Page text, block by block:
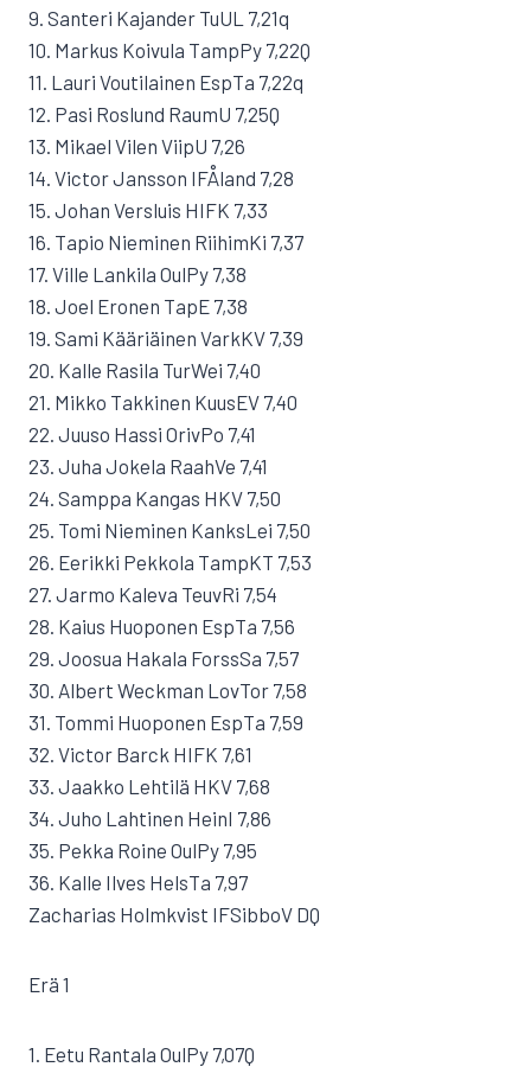
9. Santeri Kajander TuUL 7,21q
10. Markus Koivula TampPy 7,22Q
11. Lauri Voutilainen EspTa 7,22q
12. Pasi Roslund RaumU 7,25Q
13. Mikael Vilen ViipU 7,26
14. Victor Jansson IFÅland 7,28
15. Johan Versluis HIFK 7,33
16. Tapio Nieminen RiihimKi 7,37
17. Ville Lankila OulPy 7,38
18. Joel Eronen TapE 7,38
19. Sami Kääriäinen VarkKV 7,39
20. Kalle Rasila TurWei 7,40
21. Mikko Takkinen KuusEV 7,40
22. Juuso Hassi OrivPo 7,41
23. Juha Jokela RaahVe 7,41
24. Samppa Kangas HKV 7,50
25. Tomi Nieminen KanksLei 7,50
26. Eerikki Pekkola TampKT 7,53
27. Jarmo Kaleva TeuvRi 7,54
28. Kaius Huoponen EspTa 7,56
29. Joosua Hakala ForssSa 7,57
30. Albert Weckman LovTor 7,58
31. Tommi Huoponen EspTa 7,59
32. Victor Barck HIFK 7,61
33. Jaakko Lehtilä HKV 7,68
34. Juho Lahtinen HeinI 7,86
35. Pekka Roine OulPy 7,95
36. Kalle Ilves HelsTa 7,97
Zacharias Holmkvist IFSibboV DQ
Erä 1
1. Eetu Rantala OulPy 7,07Q